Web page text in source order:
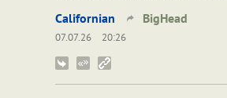
Californian BigHead
07.07.26
20:26